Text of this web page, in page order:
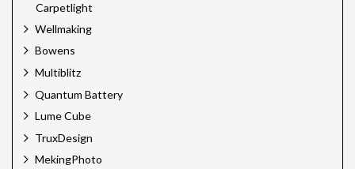
Carpetlight
Wellmaking
Bowens
Multiblitz
Quantum Battery
Lume Cube
TruxDesign
MekingPhoto